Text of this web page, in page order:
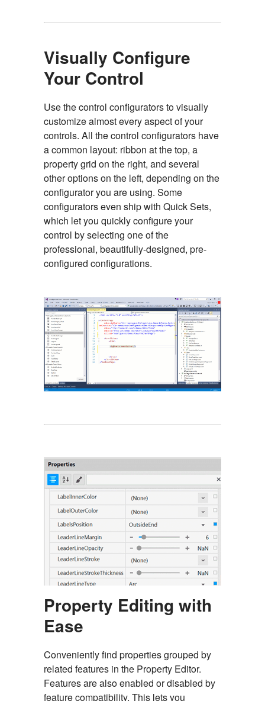
Visually Configure
Your Control
Use the control configurators to visually
customize almost every aspect of your
controls. All the control configurators have
a common layout: ribbon at the top, a
property grid on the right, and several
other options on the left, depending on the
configurator you are using. Some
configurators even ship with Quick Sets,
which let you quickly configure your
control by selecting one of the
professional, beautifully-designed, pre-
configured configurations.
Property Editing with
Ease
Conveniently find properties grouped by
related features in the Property Editor.
Features are also enabled or disabled by
feature compatibility. This lets you